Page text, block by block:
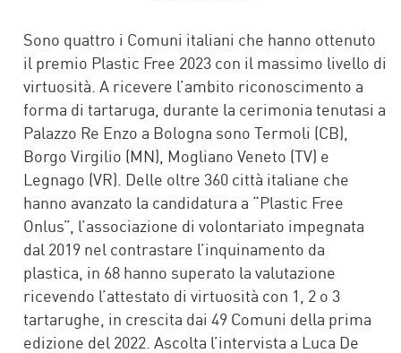
Sono quattro i Comuni italiani che hanno ottenuto
il premio Plastic Free 2023 con il massimo livello di
virtuosità. A ricevere l’ambito riconoscimento a
forma di tartaruga, durante la cerimonia tenutasi a
Palazzo Re Enzo a Bologna sono Termoli (CB),
Borgo Virgilio (MN), Mogliano Veneto (TV) e
Legnago (VR). Delle oltre 360 città italiane che
hanno avanzato la candidatura a “Plastic Free
Onlus”, l’associazione di volontariato impegnata
dal 2019 nel contrastare l’inquinamento da
plastica, in 68 hanno superato la valutazione
ricevendo l’attestato di virtuosità con 1, 2 o 3
tartarughe, in crescita dai 49 Comuni della prima
edizione del 2022. Ascolta l’intervista a Luca De